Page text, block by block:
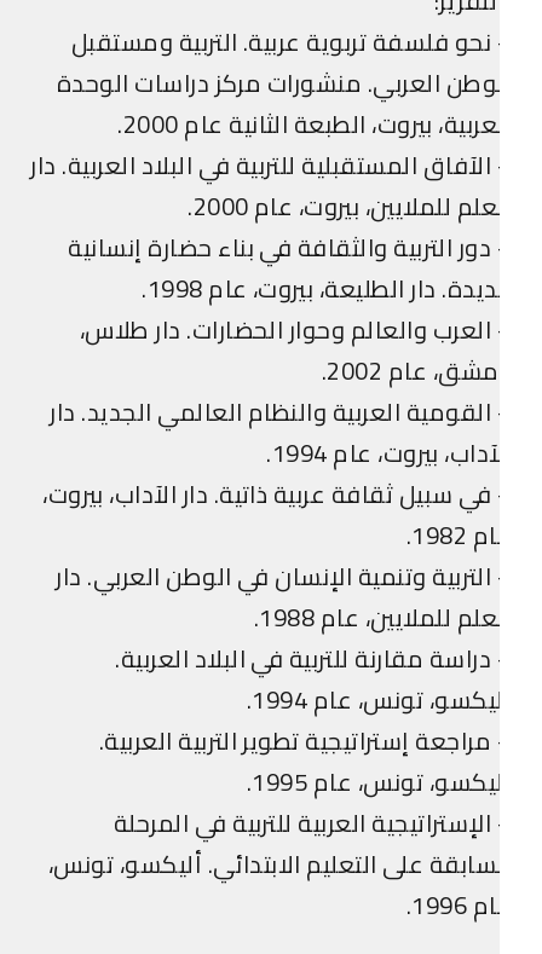
فلسفة تربوية عربية. التربية ومستقبل
العربي. منشورات مركز دراسات الوحدة
بيروت، الطبعة الثانية عام 2000.
المستقبلية للتربية في البلاد العربية. دار
للملايين، بيروت، عام 2000.
التربية والثقافة في بناء حضارة إنسانية
دار الطليعة، بيروت، عام 1998.
والعالم وحوار الحضارات. دار طلاس،
عام 2002.
العربية والنظام العالمي الجديد. دار
بيروت، عام 1994.
سبيل ثقافة عربية ذاتية. دار الآداب، بيروت،
وتنمية الإنسان في الوطن العربي. دار
للملايين، عام 1988.
مقارنة للتربية في البلاد العربية.
تونس، عام 1994.
إستراتيجية تطوير التربية العربية.
تونس، عام 1995.
العربية للتربية في المرحلة
على التعليم الابتدائي. أليكسو، تونس،